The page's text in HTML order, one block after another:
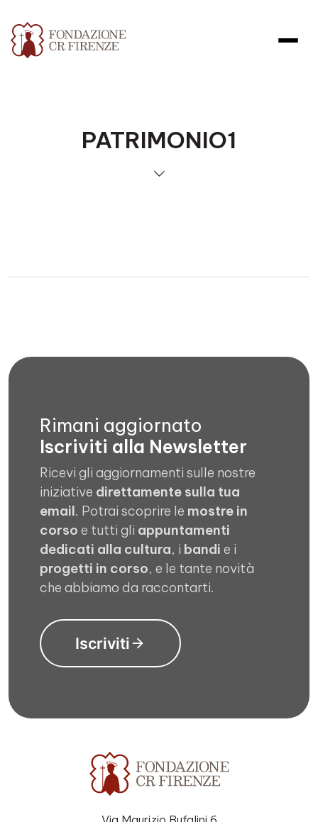
PATRIMONIO1
Rimani aggiornato
Iscriviti alla Newsletter
Ricevi gli aggiornamenti sulle nostre
iniziative direttamente sulla tua
email. Potrai scoprire le mostre in
corso e tutti gli appuntamenti
dedicati alla cultura, i bandi e i
progetti in corso, e le tante novità
che abbiamo da raccontarti.
Iscriviti